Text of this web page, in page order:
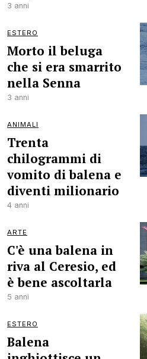
3 anni
ESTERO
Morto il beluga
che si era smarrito
nella Senna
3 anni
ANIMALI
Trenta
chilogrammi di
vomito di balena e
diventi milionario
4 anni
ARTE
C'è una balena in
riva al Ceresio, ed
è bene ascoltarla
5 anni
ESTERO
Balena